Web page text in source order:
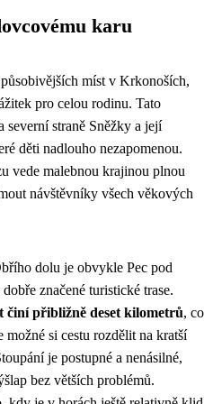
karu
míst v Krkonoších,
pro celou rodinu. Tato
severní straně Sněžky a její
děti nadlouho nezapomenou.
vede malebnou krajinou plnou
návštěvníky všech věkových
dolu je obvykle Pec pod
značené turistické trase.
činí přibližně deset kilometrů,
možné si cestu rozdělit na kratší
je postupné a nenásilné,
bez větších problémů.